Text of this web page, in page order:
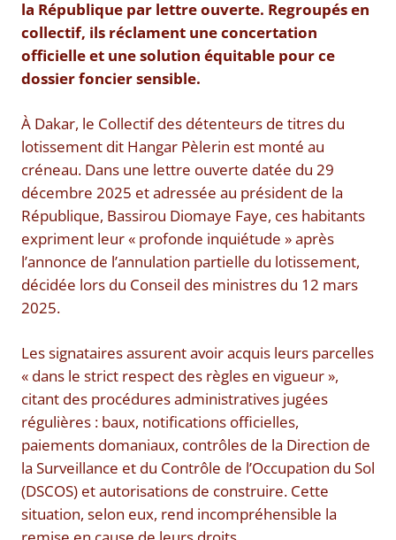
la République par lettre ouverte. Regroupés en
collectif, ils réclament une concertation
officielle et une solution équitable pour ce
dossier foncier sensible.
À Dakar, le Collectif des détenteurs de titres du
lotissement dit Hangar Pèlerin est monté au
créneau. Dans une lettre ouverte datée du 29
décembre 2025 et adressée au président de la
République, Bassirou Diomaye Faye, ces habitants
expriment leur « profonde inquiétude » après
l’annonce de l’annulation partielle du lotissement,
décidée lors du Conseil des ministres du 12 mars
2025.
Les signataires assurent avoir acquis leurs parcelles
« dans le strict respect des règles en vigueur »,
citant des procédures administratives jugées
régulières : baux, notifications officielles,
paiements domaniaux, contrôles de la Direction de
la Surveillance et du Contrôle de l’Occupation du Sol
(DSCOS) et autorisations de construire. Cette
situation, selon eux, rend incompréhensible la